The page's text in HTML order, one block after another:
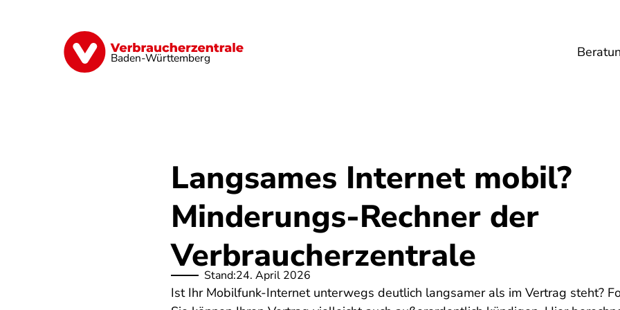
Baden-Württemberg
Geld & Versicherungen Digitales
Langsames Internet mobil?
Minderungs-Rechner der
Verbraucherzentrale
Stand:24. April 2026
Ist Ihr Mobilfunk-Internet unterwegs deutlich langsamer als im Vertrag steht?